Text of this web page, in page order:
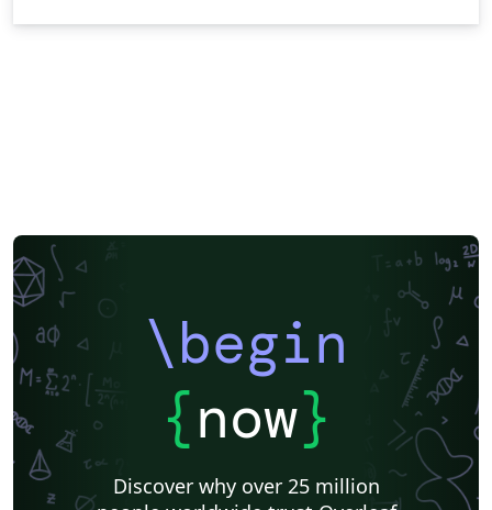
\begin
{now}
Discover why over 25 million